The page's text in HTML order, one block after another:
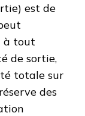
est de
à tout
de sortie,
totale sur
des